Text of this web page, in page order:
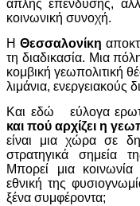
απλής επένδυσης,
κοινωνική συνοχή.
Η Θεσσαλονίκη
τη διαδικασία. Μια
κομβική γεωπολιτική
λιμάνια, ενεργειακούς
Και εδώ εύλογα
και πού αρχίζει η
είναι μια χώρα σε
στρατηγικά σημεία
Μπορεί μια κοινωνία
εθνική της
ξένα συμφέροντα;